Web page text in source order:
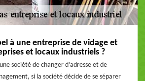
à une entreprise de vidage et
et locaux industriels ?
société de changer d’adresse et de
si la société décide de se séparer